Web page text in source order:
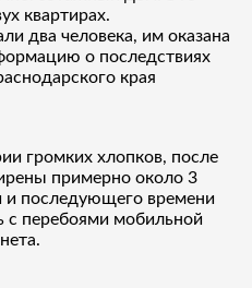
квартирах.
два человека, им оказана
о последствиях
края
громких хлопков, после
примерно около 3
и последующего времени
с перебоями мобильной